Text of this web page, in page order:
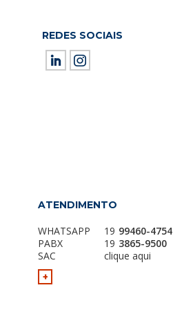
REDES SOCIAIS
ATENDIMENTO
WHATSAPP
PABX
SAC
+
19 99460-4754
19 3865-9500
clique aqui